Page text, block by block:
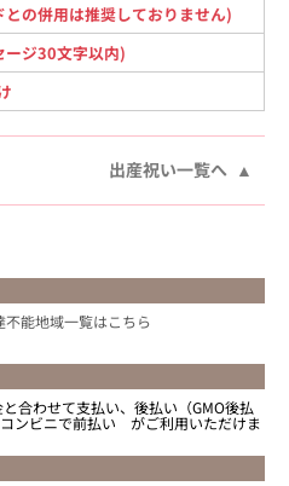
の併用は推奨しておりません)
ジ30文字以内)
出産祝い一覧へ
不能地域一覧はこちら
合わせて支払い、後払い（GMO後払
ンビニで前払い がご利用いただけま